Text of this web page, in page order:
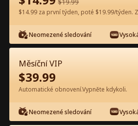
Epizoda 14 - Zrychlující
film
$14.99 za první týden, poté $19.99/týden.
Neomezené sledování
Měsíční VIP
$39.99
Automatické obnovení.Vypněte kdykoli.
Neomezené sledování